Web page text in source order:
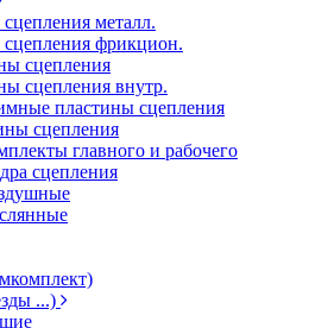
металл.
фрикцион.
сцепления
сцепления внутр.
пластины сцепления
сцепления
главного и рабочего
сцепления
...)